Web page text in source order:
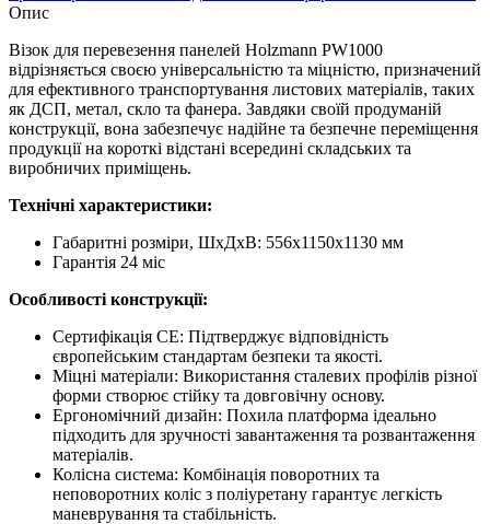
Опис
Візок для перевезення панелей Holzmann PW1000
відрізняється своєю універсальністю та міцністю, призначений
для ефективного транспортування листових матеріалів, таких
як ДСП, метал, скло та фанера. Завдяки своїй продуманій
конструкції, вона забезпечує надійне та безпечне переміщення
продукції на короткі відстані всередині складських та
виробничих приміщень.
Технічні характеристики:
Габаритні розміри, ШхДхВ: 556х1150х1130 мм
Гарантія 24 міс
Особливості конструкції:
Сертифікація CE: Підтверджує відповідність
європейським стандартам безпеки та якості.
Міцні матеріали: Використання сталевих профілів різної
форми створює стійку та довговічну основу.
Ергономічний дизайн: Похила платформа ідеально
підходить для зручності завантаження та розвантаження
матеріалів.
Колісна система: Комбінація поворотних та
неповоротних коліс з поліуретану гарантує легкість
маневрування та стабільність.